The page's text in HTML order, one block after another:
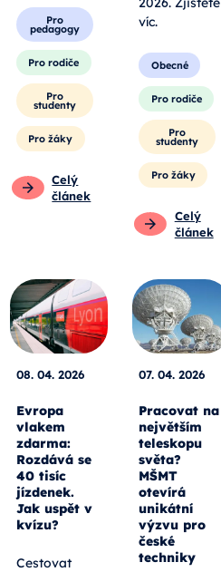
Pro
pedagogy
Pro rodiče
Pro
studenty
Pro žáky
Celý
článek
víc.
Obecné
Pro rodiče
Pro
studenty
Pro žáky
Celý
článek
08. 04. 2026
Evropa
vlakem
zdarma:
Rozdává se
40 tisíc
jízdenek.
Jak uspět v
kvízu?
Cestovat
07. 04. 2026
Pracovat na
největším
teleskopu
světa?
MŠMT
otevírá
unikátní
výzvu pro
české
techniky